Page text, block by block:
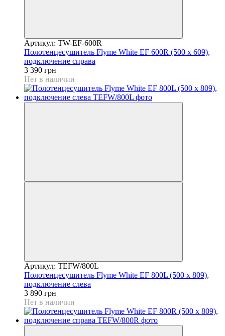
Артикул: TW-EF-600R
Полотенцесушитель Flyme White EF 600R (500 х 609),
подключение справа
3 390 грн
Нет в наличии
Артикул: TEFW/800L
Полотенцесушитель Flyme White EF 800L (500 х 809),
подключение слева
3 890 грн
Нет в наличии